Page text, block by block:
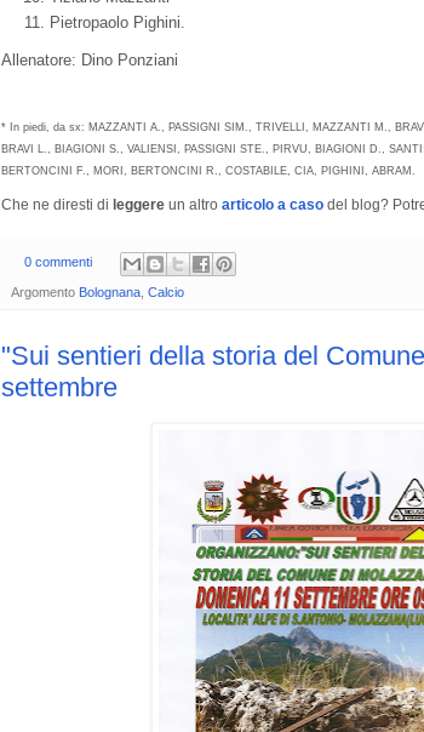
Pietropaolo Pighini.
Allenatore: Dino Ponziani
* In piedi, da sx: MAZZANTI A., PASSIGNI SIM., TRIVELLI, MAZZANTI M.,
BRAVI L., BIAGIONI S., VALIENSI, PASSIGNI STE., PIRVU, BIAGIONI D.,
BERTONCINI F., MORI, BERTONCINI R., COSTABILE, CIA, PIGHINI, ABRAM.
Che ne diresti di leggere un altro articolo a caso del blog?
0 commenti
Argomento Bolognana Calcio
"Sui sentieri della storia del
settembre